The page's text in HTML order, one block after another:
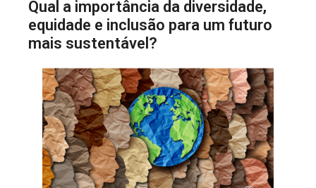
Qual a importância da diversidade,
equidade e inclusão para um futuro
mais sustentável?